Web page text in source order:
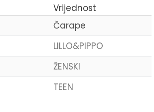
Vrijednost
Čarape
LILLO&PIPPO
ŽENSKI
TEEN